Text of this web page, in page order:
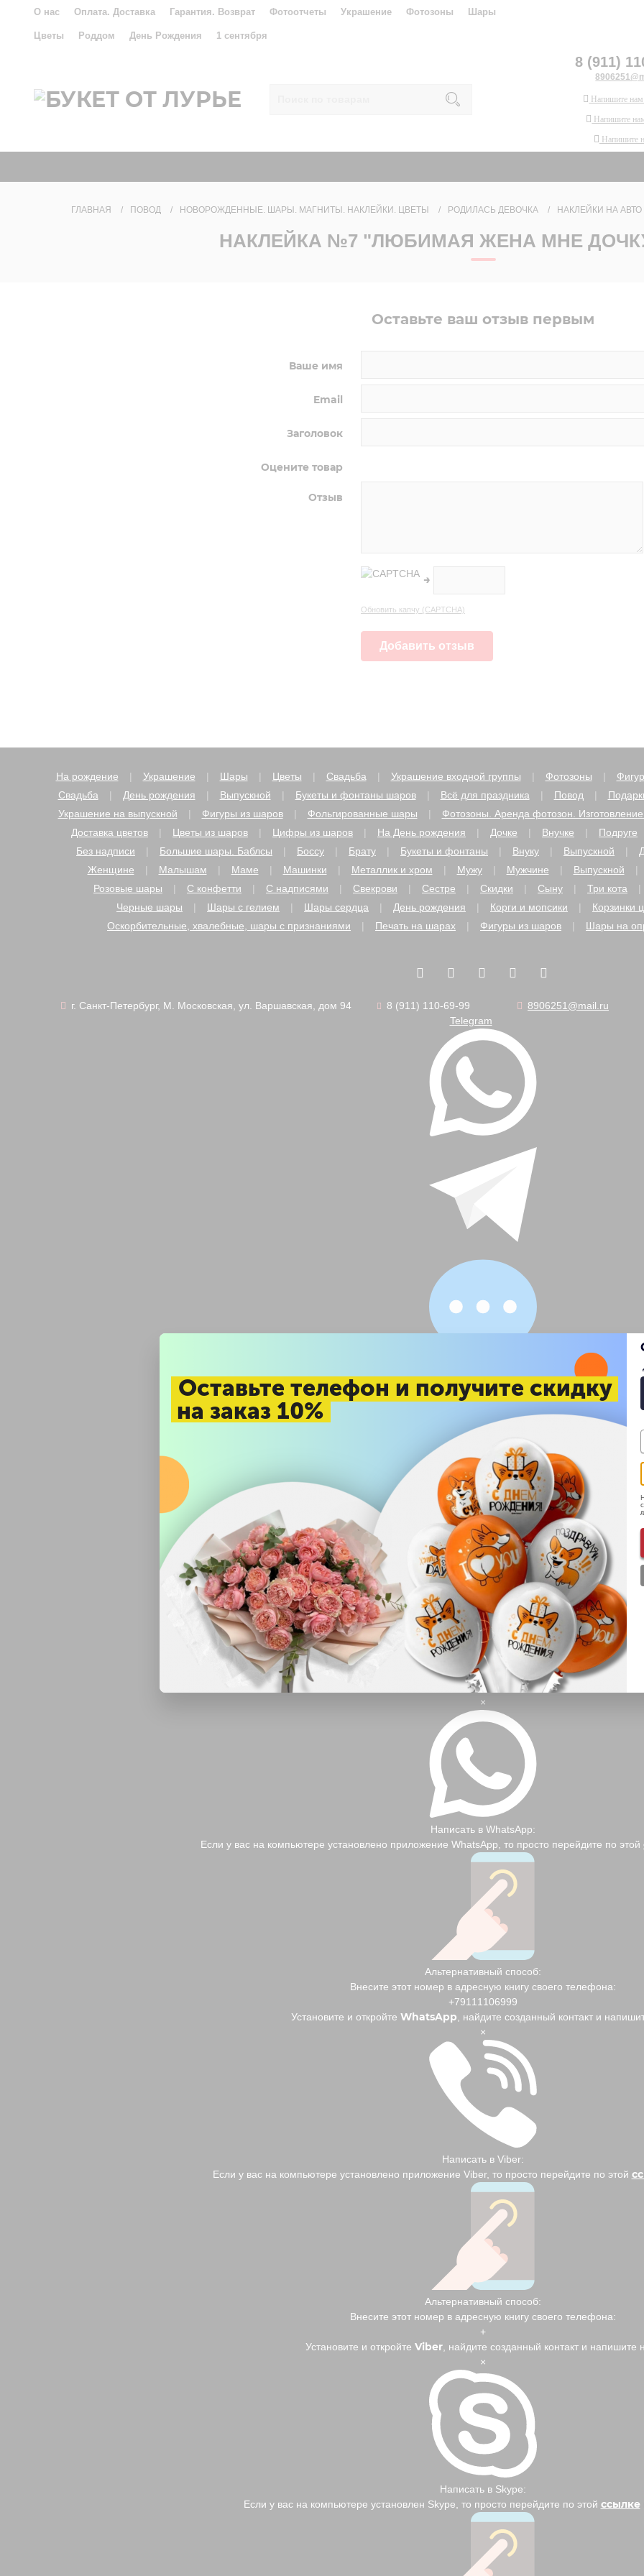
О нас Оплата. Доставка Гарантия. Возврат Фотоотчеты Украшение Фотозоны Шары
Цветы Роддом День Рождения 1 сентября
8 (911)
Напишите
Напишите
Напишите
ГЛАВНАЯ ПОВОД НОВОРОЖДЕННЫЕ. ШАРЫ. МАГНИТЫ. НАКЛЕЙКИ. ЦВЕТЫ РОДИЛАСЬ ДЕВОЧКА НАКЛЕЙКИ НА АВТО
НАКЛЕЙКА №7 "ЛЮБИМАЯ ЖЕНА МНЕ
Оставьте ваш отзыв первым
Ваше имя
Email
Заголовок
Оцените товар
Отзыв
→
Обновить капчу (CAPTCHA)
На рождение Украшение Шары Цветы Свадьба Украшение входной группы Фотозоны
Свадьба
День рождения Выпускной Букеты и фонтаны шаров Всё для праздника Повод
Украшение на выпускной
Фигуры из шаров Фольгированные шары Фотозоны. Аренда фотозон.
Доставка цветов
Цветы из шаров Цифры из шаров На День рождения Дочке Внучке Подруге
Без надписи
Большие шары. Баблсы Боссу Брату Букеты и фонтаны Внуку Выпускной
Женщине
Малышам Маме Машинки Металлик и хром Мужу Мужчине Выпускной
Розовые шары
С конфетти С надписями Свекрови Сестре Скидки Сыну Три кота
Черные шары
Шары с гелием Шары сердца День рождения Корги и мопсики Корзинки
Оскорбительные, хвалебные, шары с признаниями
Печать на шарах Фигуры из шаров Шары на
г. Санкт-Петербург, М. Московская, ул. Варшавская, дом 94 8 (911) 110-69-99 8906251@mail.ru
Telegram
Написать в Telegram:
Если у вас на компьютере установлено приложение Telegram Desktop, то просто перейдите по
Альтернативный способ:
Установите и откройте
Telegram
, найдите контакт
lurie_flowers
и напишите нам.
×
Написать в WhatsApp:
Если у вас на компьютере установлено приложение WhatsApp, то просто перейдите по этой
Альтернативный способ:
Внесите этот номер в адресную книгу своего телефона:
+79111106999
Установите и откройте WhatsApp, найдите созданный контакт и
×
Написать в Viber:
Если у вас на компьютере установлено приложение Viber, то просто перейдите по этой
Альтернативный способ:
Внесите этот номер в адресную книгу своего телефона:
+
Установите и откройте Viber, найдите созданный контакт и напишите
×
Написать в Skype:
Если у вас на компьютере установлен Skype, то просто перейдите по этой ссылке
Оставьте телефон и получите скидку
на заказ 10%